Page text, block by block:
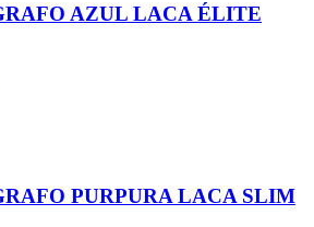
AZUL LACA ÉLITE
PURPURA LACA SLIM